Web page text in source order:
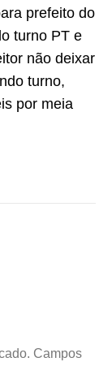
prefeito do
turno PT e
não deixar
turno,
por meia
Campos